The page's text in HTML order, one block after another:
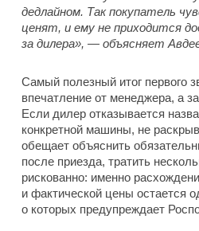
дедлайном. Так покупатель
ценят, и ему не приходится
за дилера», — объясняет
Самый полезный итог первого
впечатление от менеджера, а
Если дилер отказывается
конкретной машины, не
обещает объяснить
после приезда, тратить
рискованно: именно
и фактической цены остается
о которых предупреждает